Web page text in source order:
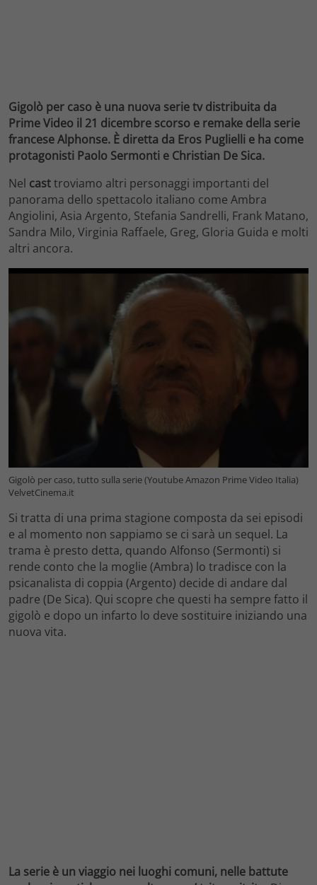
Gigolò per caso è una nuova serie tv distribuita da
Prime Video il 21 dicembre scorso e remake della serie
francese Alphonse. È diretta da Eros Puglielli e ha come
protagonisti Paolo Sermonti e Christian De Sica.
Nel casttroviamo altri personaggi importanti del
panorama dello spettacolo italiano come Ambra
Angiolini, Asia Argento, Stefania Sandrelli, Frank Matano,
Sandra Milo, Virginia Raffaele, Greg, Gloria Guida e molti
altri ancora.
Gigolò per caso, tutto sulla serie (Youtube Amazon Prime Video Italia)
VelvetCinema.it
Si tratta di una prima stagione composta da sei episodi
e al momento non sappiamo se ci sarà un sequel. La
trama è presto detta, quando Alfonso (Sermonti) si
rende conto che la moglie (Ambra) lo tradisce con la
psicanalista di coppia (Argento) decide di andare dal
padre (De Sica). Qui scopre che questi ha sempre fatto il
gigolò e dopo un infarto lo deve sostituire iniziando una
nuova vita.
La serie è un viaggio nei luoghi comuni, nelle battute